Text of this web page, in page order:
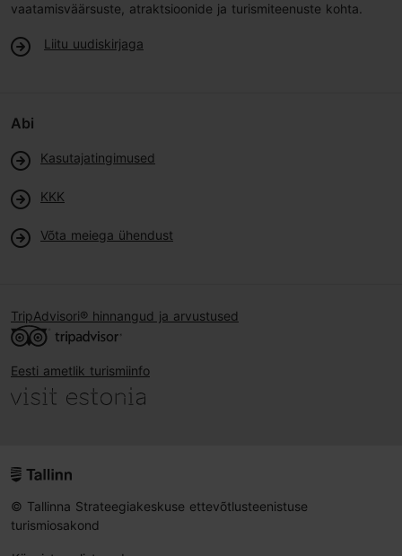
vaatamisväärsuste, atraktsioonide ja turismiteenuste kohta.
Liitu uudiskirjaga
Abi
Kasutajatingimused
KKK
Võta meiega ühendust
TripAdvisori® hinnangud ja arvustused
Eesti ametlik turismiinfo
© Tallinna Strateegiakeskuse ettevõtlusteenistuse
turismiosakond